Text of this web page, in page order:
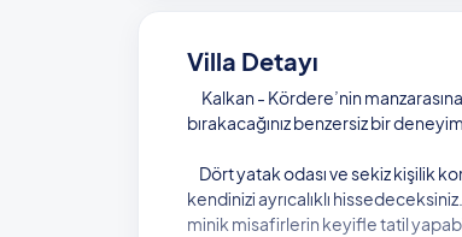
Villa Detayı
Kalkan - Kördere’nin
bırakacağınız benzersiz bir
Dört yatak odası ve sekiz kişilik
kendinizi ayrıcalıklı
minik misafirlerin keyifle tatil